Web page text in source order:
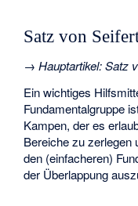
Satz von
→Hauptartikel:Satz
Ein wichtiges
Fundamentalgruppe
Kampen, der es
Bereiche zu zerlegen
den (einfacheren)
der Überlappung